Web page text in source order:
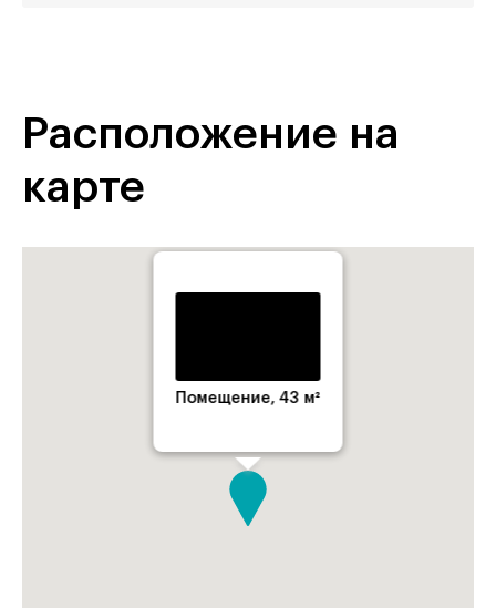
Расположение на
карте
Помещение, 43 м²